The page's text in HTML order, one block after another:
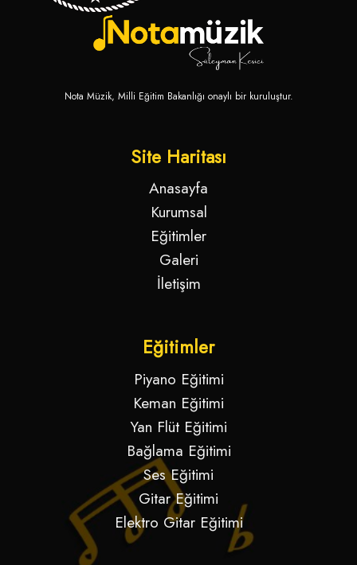
Nota Müzik, Milli Eğitim Bakanlığı onaylı bir kuruluştur.
Site Haritası
Anasayfa
Kurumsal
Eğitimler
Galeri
İletişim
Eğitimler
Piyano Eğitimi
Keman Eğitimi
Yan Flüt Eğitimi
Bağlama Eğitimi
Ses Eğitimi
Gitar Eğitimi
Elektro Gitar Eğitimi